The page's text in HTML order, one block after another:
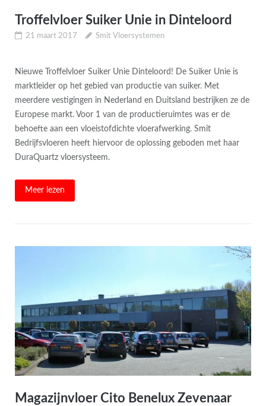
Troffelvloer Suiker Unie in Dinteloord
21 maart 2017 Smit Vloersystemen
Nieuwe Troffelvloer Suiker Unie Dinteloord! De Suiker Unie is
marktleider op het gebied van productie van suiker. Met
meerdere vestigingen in Nederland en Duitsland bestrijken ze de
Europese markt. Voor 1 van de productieruimtes was er de
behoefte aan een vloeistofdichte vloerafwerking. Smit
Bedrijfsvloeren heeft hiervoor de oplossing geboden met haar
DuraQuartz vloersysteem.
Meer lezen
Magazijnvloer Cito Benelux Zevenaar